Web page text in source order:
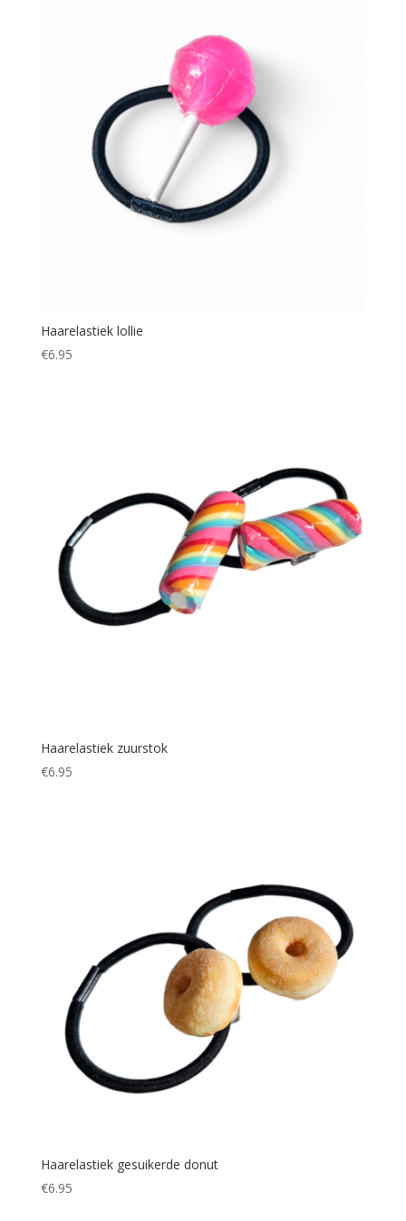
Haarelastiek lollie
€6.95
Haarelastiek zuurstok
€6.95
Haarelastiek gesuikerde donut
€6.95